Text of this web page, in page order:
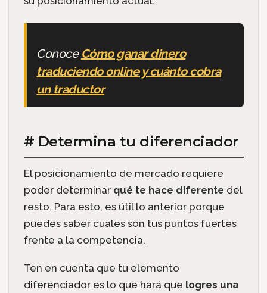
Conoce Cómo ganar dinero
traduciendo online y cuánto cobra
un traductor
# Determina tu diferenciador
El posicionamiento de mercado requiere
poder determinar qué te hace diferente del
resto. Para esto, es útil lo anterior porque
puedes saber cuáles son tus puntos fuertes
frente a la competencia.
Ten en cuenta que tu elemento
diferenciador es lo que hará que logres una